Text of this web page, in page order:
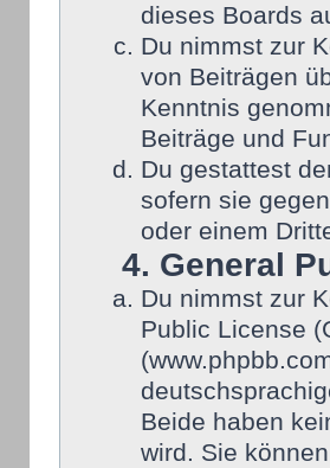
dieses Boards
Du nimmst zur
von Beiträgen
Kenntnis
Beiträge und
Du gestattest
sofern sie
oder einem
4. General
Du nimmst zur
Public License
Beide haben
wird. Sie